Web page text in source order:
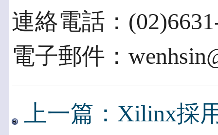
連絡電話：
電子郵件：
上一篇：Xilinx採